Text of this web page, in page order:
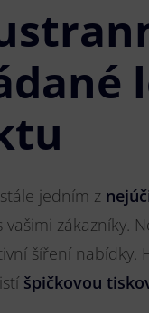
jedním z
vašimi zákazníky.
šíření nabídky.
špičkovou